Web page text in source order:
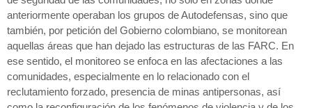
anteriormente operaban los grupos de Autodefensas, sino que
también, por petición del Gobierno colombiano, se monitorean
aquellas áreas que han dejado las estructuras de las FARC. En
ese sentido, el monitoreo se enfoca en las afectaciones a las
comunidades, especialmente en lo relacionado con el
reclutamiento forzado, presencia de minas antipersonas, así